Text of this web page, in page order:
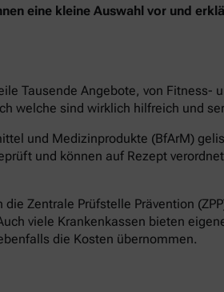
eine kleine Auswahl vor und
Tausende Angebote, von Fitness-
welche sind wirklich hilfreich und
und Medizinprodukte (BfArM)
und können auf Rezept
Zentrale Prüfstelle Prävention
viele Krankenkassen bieten
die Kosten übernommen.